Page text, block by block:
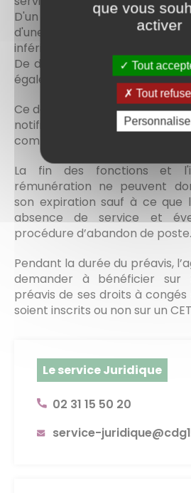
D'un mois au moins s'il a
d'une durée égale ou
inférieure à deux ans
De deux mois au moins si la
égale ou supérieure à deux ans
Ce délai de préavis, qui débute
notification de la démission,
comme à l'administration.
La fin des fonctions et
rémunération ne peuvent
son expiration sauf à ce que
absence de service et
procédure d’abandon de poste.
Pendant la durée du préavis,
demander à bénéficier
préavis de ses droits à
soient inscrits ou non sur un
Le service Juridique
02 31 15 50 20
service-
que vous
activer
Tout
Tout